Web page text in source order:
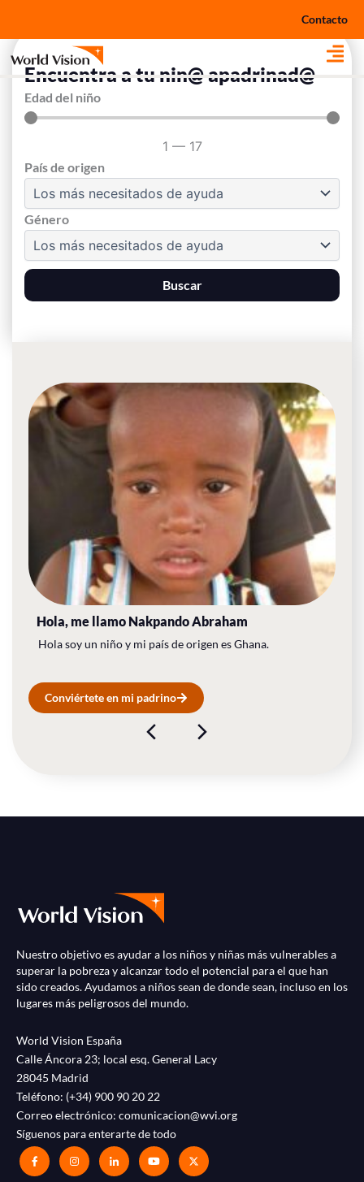
contenido
Contacto
Encuentra a tu nin@ apadrinad@
Edad del niño
1 — 17
País de origen
Género
Buscar
Hola, me llamo​ Nakpando Abraham
Hola soy un niño y mi país de origen es Ghana.
Conviértete en mi padrino
Nuestro objetivo es ayudar a los niños y niñas más vulnerables a
superar la pobreza y alcanzar todo el potencial para el que han
sido creados. Ayudamos a niños sean de donde sean, incluso en los
lugares más peligrosos del mundo.
World Vision España
Calle Áncora 23; local esq. General Lacy
28045 Madrid
Teléfono: (+34) 900 90 20 22
Correo electrónico: comunicacion@wvi.org
Síguenos para enterarte de todo